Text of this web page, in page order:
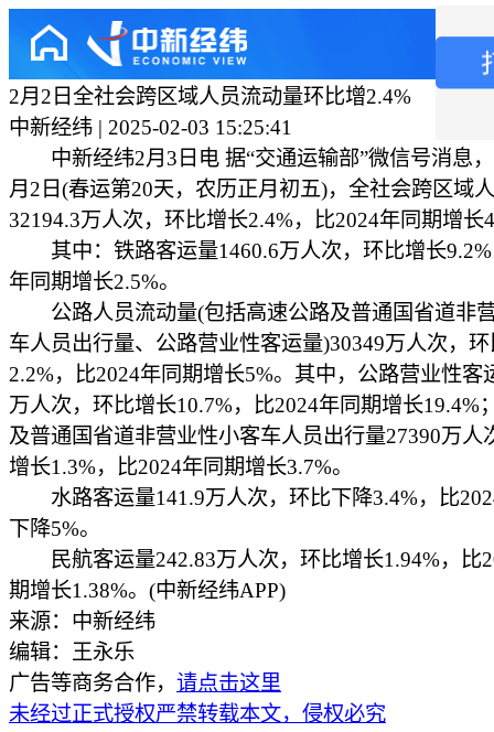
2月2日全社会跨区域人员流动量环比增2.4%
中新经纬 | 2025-02-03 15:25:41
中新经纬2月3日电 据“交通运输部”微信号消息，
月2日(春运第20天，农历正月初五)，全社会跨区域
32194.3万人次，环比增长2.4%，比2024年同期增长
其中：铁路客运量1460.6万人次，环比增长9.2%
年同期增长2.5%。
公路人员流动量(包括高速公路及普通国省道非
车人员出行量、公路营业性客运量)30349万人次，
2.2%，比2024年同期增长5%。其中，公路营业性客
万人次，环比增长10.7%，比2024年同期增长19.4%
及普通国省道非营业性小客车人员出行量27390万人
增长1.3%，比2024年同期增长3.7%。
水路客运量141.9万人次，环比下降3.4%，比
下降5%。
民航客运量242.83万人次，环比增长1.94%，比
期增长1.38%。(中新经纬APP)
来源：中新经纬
编辑：王永乐
广告等商务合作， 请点击这里
未经过正式授权严禁转载本文，侵权必究